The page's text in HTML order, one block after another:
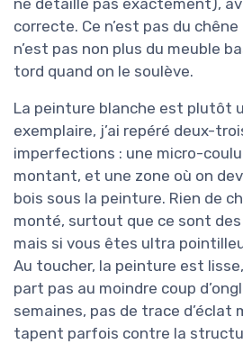
correcte. Ce n’est pas du
n’est pas non plus du meuble
tord quand on le soulève.
La peinture blanche est plutôt
exemplaire, j’ai repéré deux-
imperfections : une micro-
montant, et une zone où on
bois sous la peinture. Rien de
monté, surtout que ce sont des
mais si vous êtes ultra
Au toucher, la peinture est
part pas au moindre coup
semaines, pas de trace d’éclat
tapent parfois contre la